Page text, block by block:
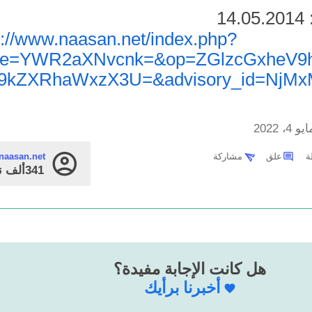
www.naasan.net/index.php?
4، 2022
341ألف
علق مشاركة
هل كانت الإجابة مفيدة؟
أخبرنا برأيك